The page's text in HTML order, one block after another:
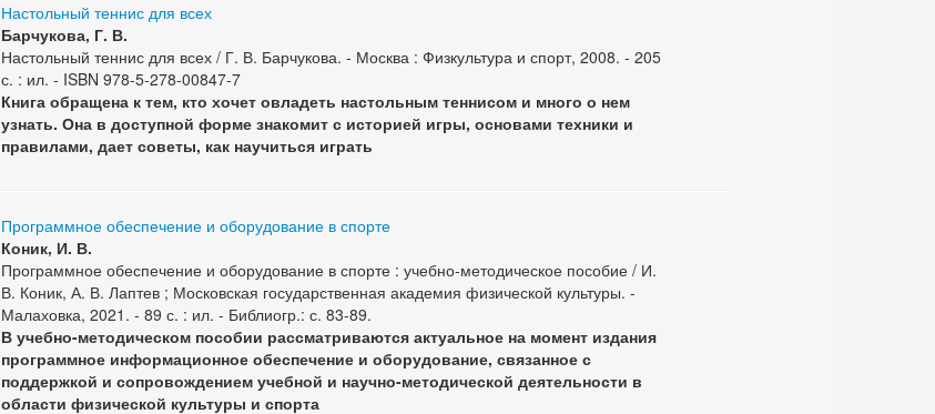
Настольный теннис для всех
Барчукова, Г. В.
Настольный теннис для всех / Г. В. Барчукова. - Москва : Физкультура и спорт, 2008. - 205
с. : ил. - ISBN 978-5-278-00847-7
Книга обращена к тем, кто хочет овладеть настольным теннисом и много о нем
узнать. Она в доступной форме знакомит с историей игры, основами техники и
правилами, дает советы, как научиться играть
Программное обеспечение и оборудование в спорте
Коник, И. В.
Программное обеспечение и оборудование в спорте : учебно-методическое пособие / И.
В. Коник, А. В. Лаптев ; Московская государственная академия физической культуры. -
Малаховка, 2021. - 89 с. : ил. - Библиогр.: с. 83-89.
В учебно-методическом пособии рассматриваются актуальное на момент издания
программное информационное обеспечение и оборудование, связанное с
поддержкой и сопровождением учебной и научно-методической деятельности в
области физической культуры и спорта